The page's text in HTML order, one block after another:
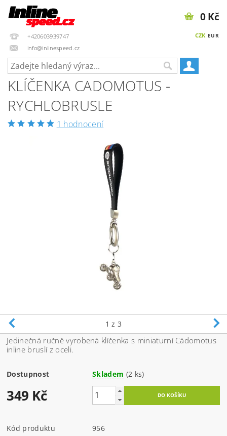
+420603939747
info@inlinespeed.cz
CZK EUR
0 Kč
KLÍČENKA CADOMOTUS -
RYCHLOBRUSLE
1 hodnocení
1 z 3
Jedinečná ručně vyrobená klíčenka s miniaturní Cádomotus
inline bruslí z oceli.
Dostupnost Skladem (2 ks)
349 Kč
Kód produktu
956